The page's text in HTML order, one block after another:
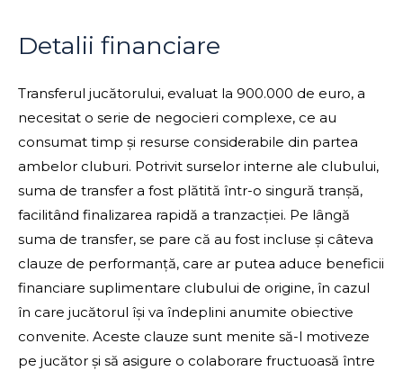
Detalii financiare
Transferul jucătorului, evaluat la 900.000 de euro, a
necesitat o serie de negocieri complexe, ce au
consumat timp și resurse considerabile din partea
ambelor cluburi. Potrivit surselor interne ale clubului,
suma de transfer a fost plătită într-o singură tranșă,
facilitând finalizarea rapidă a tranzacției. Pe lângă
suma de transfer, se pare că au fost incluse și câteva
clauze de performanță, care ar putea aduce beneficii
financiare suplimentare clubului de origine, în cazul
în care jucătorul își va îndeplini anumite obiective
convenite. Aceste clauze sunt menite să-l motiveze
pe jucător și să asigure o colaborare fructuoasă între